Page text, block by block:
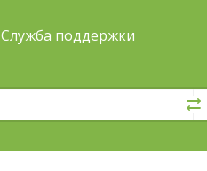
Служба поддержки